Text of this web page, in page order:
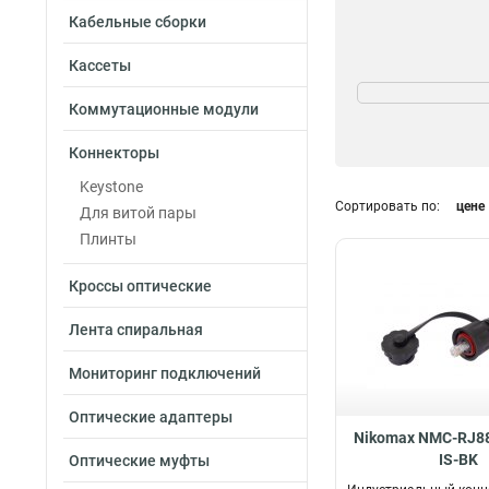
Кабельные сборки
Кассеты
Коммутационные модули
Коннекторы
Keystone
Для витой пары
Плинты
Кроссы оптические
Лента спиральная
Мониторинг подключений
Оптические адаптеры
Оптические муфты
Полный экран 1
IP67
Сортировать по: цене
Nikomax NMC-
IS-BK